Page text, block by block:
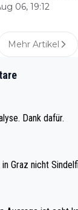
06, 19:12
Mehr Artikel
Dank dafür.
Graz nicht